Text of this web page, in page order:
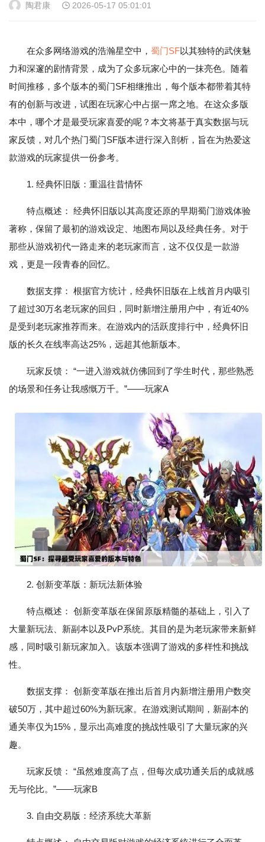
陶君康 2026-05-17 05:01:01
在众多网络游戏的浩瀚星空中， 蜀门SF以其独特的武侠魅
力和深邃的剧情背景，成为了众多玩家心中的一抹亮色。随着
时间推移，多个版本的蜀门SF相继推出，每个版本都带着其特
有的创新与改进，试图在玩家心中占据一席之地。在这众多版
本中，哪个才是最受玩家喜爱的呢？本文将基于真实数据与玩
家反馈，对几个热门蜀门SF版本进行深入剖析，旨在为热爱这
款游戏的玩家提供一份参考。
1. 经典怀旧版：重温往昔情怀
特点概述： 经典怀旧版以其高度还原的早期蜀门游戏体验
著称，保留了最初的游戏设定、地图布局以及经典任务。对于
那些从游戏初代一路走来的老玩家而言，这不仅仅是一款游
戏，更是一段青春的回忆。
数据支撑： 根据官方统计，经典怀旧版在上线首月内吸引
了超过30万名老玩家的回归，同时新增注册用户中，有近40%
是受到老玩家推荐而来。在游戏内的活跃度排行中，经典怀旧
版的长久在线率高达25%，远超其他新版本。
玩家反馈： “一进入游戏就仿佛回到了学生时代，那些熟悉
的场景和任务让我感慨万千。”——玩家A
2. 创新变革版：新玩法新体验
特点概述： 创新变革版在保留原版精髓的基础上，引入了
大量新玩法、新副本以及PvP系统。其目的是为老玩家带来新鲜
感，同时吸引新玩家加入。该版本强调了游戏的多样性和挑战
性。
数据支撑： 创新变革版在推出后首月内新增注册用户数突
破50万，其中超过60%为新玩家。在游戏测试期间，新副本的
通关率仅为15%，显示出高难度的挑战性吸引了大量玩家的兴
趣。
玩家反馈： “虽然难度高了点，但每次成功通关后的成就感
无与伦比。”——玩家B
3. 自由交易版：经济系统大革新